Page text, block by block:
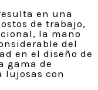
en una
de trabajo,
la mano
del
en el diseño de
gama de
lujosas con